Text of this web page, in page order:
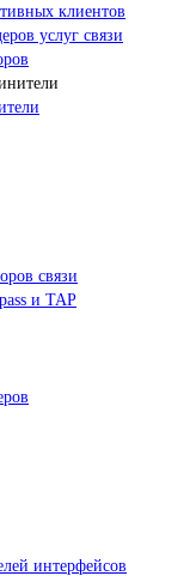
клиентов
услуг связи
связи
и TAP
интерфейсов